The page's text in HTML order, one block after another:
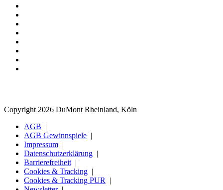
Copyright 2026 DuMont Rheinland, Köln
AGB
AGB Gewinnspiele
Impressum
Datenschutzerklärung
Barrierefreiheit
Cookies & Tracking
Cookies & Tracking PUR